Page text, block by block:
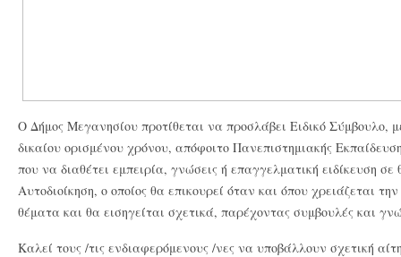
Ο Δήμος Μεγανησίου προτίθεται να προσλάβει Ειδικό Σύμβουλο,
δικαίου ορισμένου χρόνου, απόφοιτο Πανεπιστημιακής
που να διαθέτει εμπειρία, γνώσεις ή επαγγελματική ειδίκευση
Αυτοδιοίκηση, ο οποίος θα επικουρεί όταν και όπου χρειάζεται
θέματα και θα εισηγείται σχετικά, παρέχοντας συμβουλές και
Καλεί τους /τις ενδιαφερόμενους /νες να υποβάλλουν σχετική